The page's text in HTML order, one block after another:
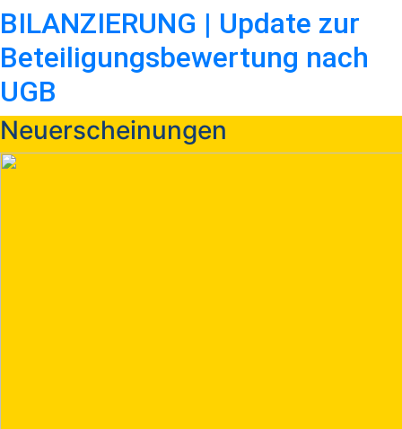
BILANZIERUNG | Update zur
Beteiligungsbewertung nach
UGB
Neuerscheinungen